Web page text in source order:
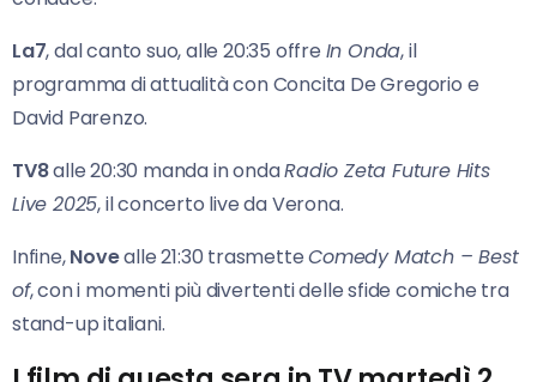
La7, dal canto suo, alle 20:35 offre In Onda, il
programma di attualità con Concita De Gregorio e
David Parenzo.
TV8alle 20:30 manda in ondaRadio Zeta Future Hits
Live 2025, il concerto live da Verona.
Infine,Novealle 21:30 trasmetteComedy Match – Best
of, con i momenti più divertenti delle sfide comiche tra
stand-up italiani.